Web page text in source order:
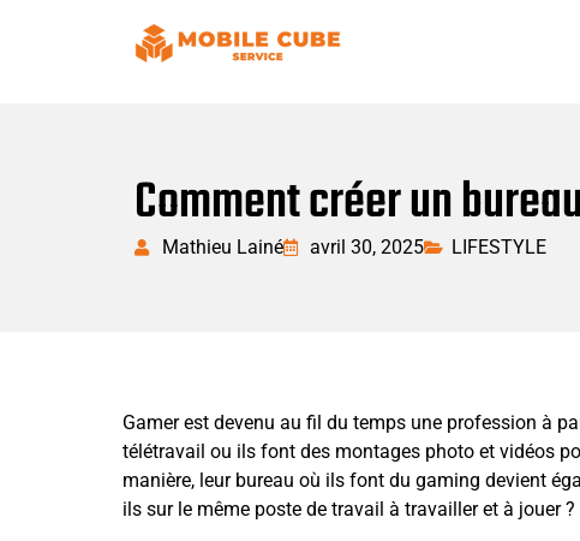
Comment créer un
Mathieu Lainé avril 30, 2025 LIFESTYLE
Gamer est devenu au fil du temps une profession à
télétravail ou ils font des montages photo et vidéos
manière, leur bureau où ils font du gaming devient
ils sur le même poste de travail à travailler et à jouer